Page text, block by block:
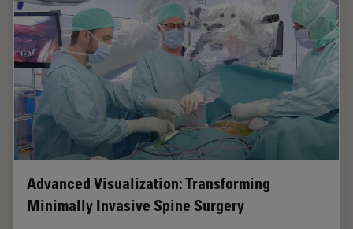
Advanced Visualization: Transforming
Minimally Invasive Spine Surgery